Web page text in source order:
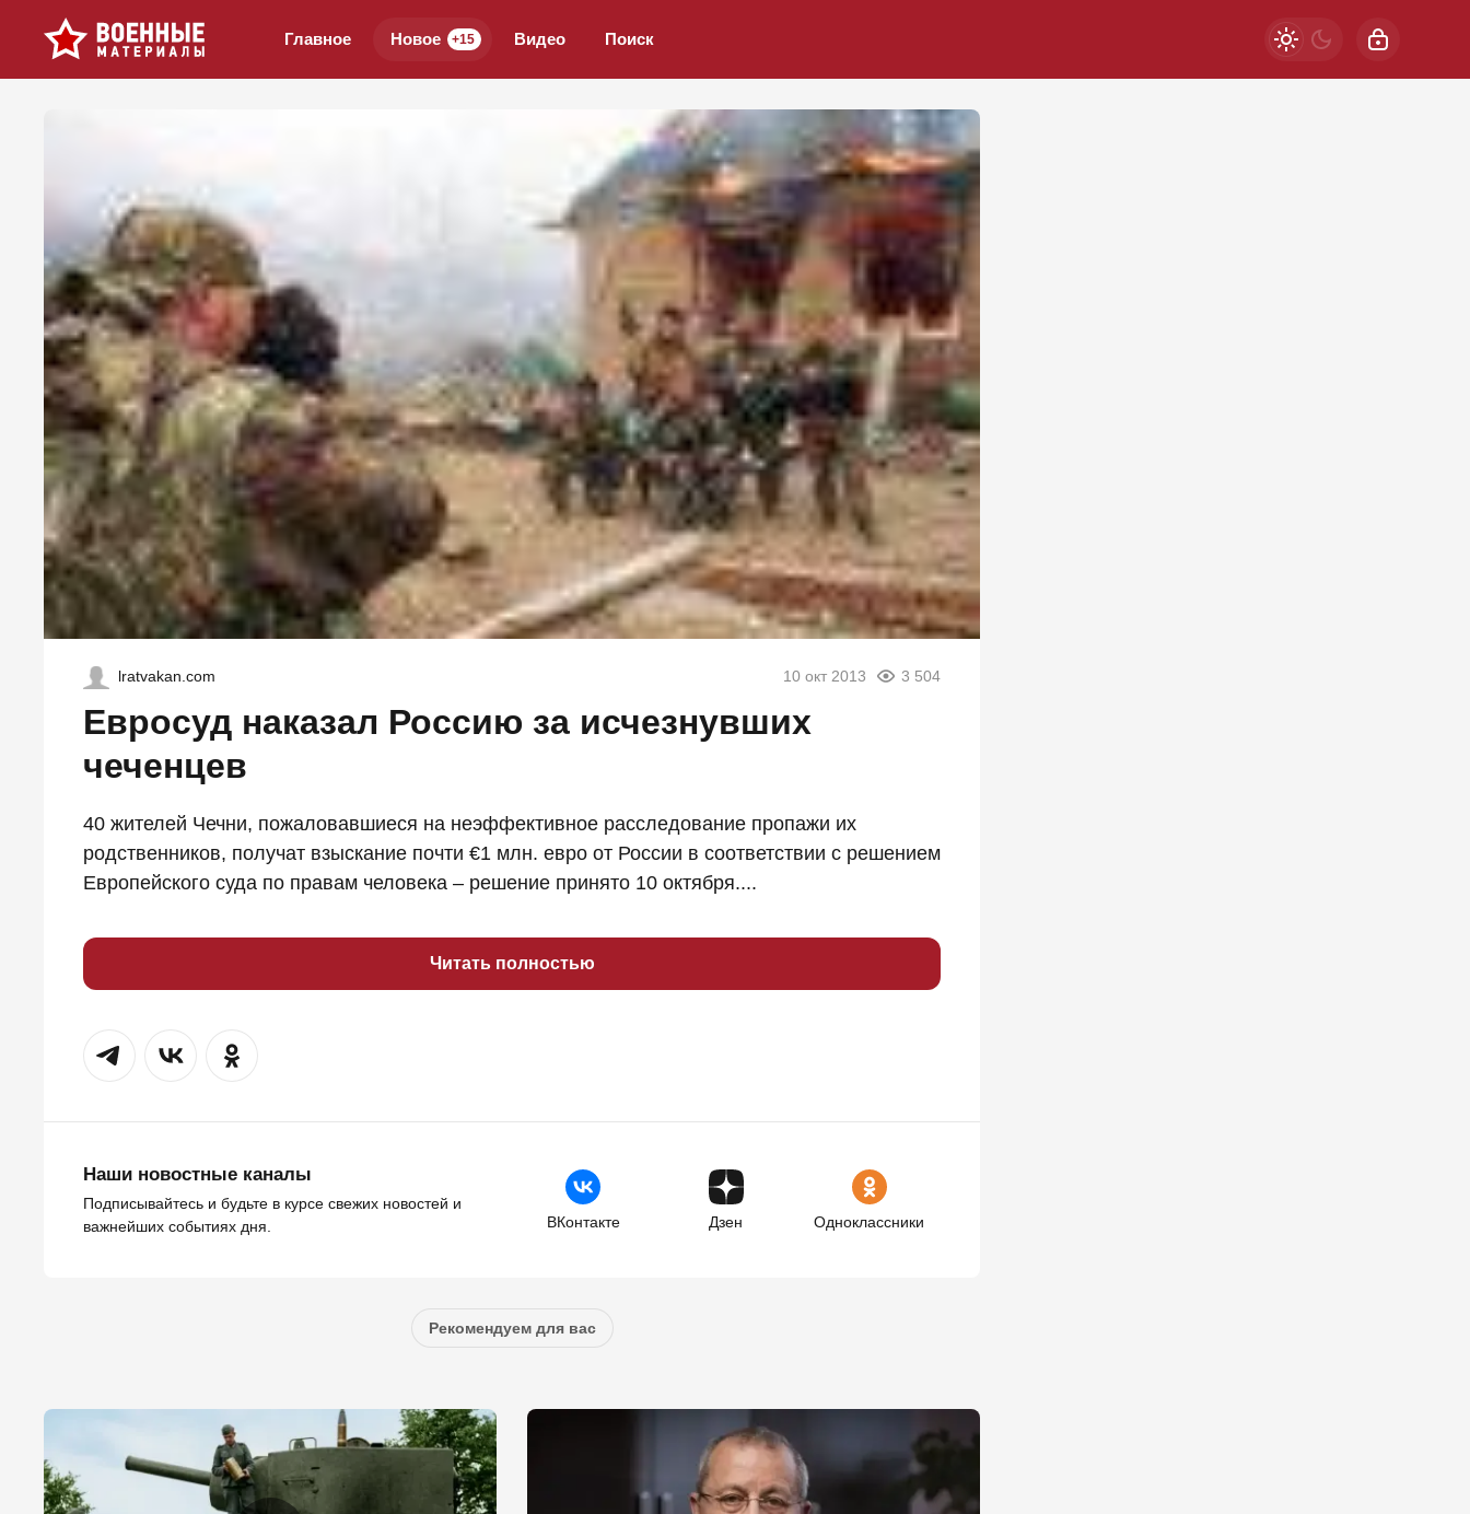
Главное Новое +15 Видео Поиск
lratvakan.com 10 окт 2013 3 504
Евросуд наказал Россию за исчезнувших
чеченцев
40 жителей Чечни, пожаловавшиеся на неэффективное расследование пропажи их
родственников, получат взыскание почти €1 млн. евро от России в соответствии с решением
Европейского суда по правам человека – решение принято 10 октября....
Читать полностью
Наши новостные каналы
Подписывайтесь и будьте в курсе свежих новостей и
важнейших событиях дня.
ВКонтакте Дзен Одноклассники
Рекомендуем для вас